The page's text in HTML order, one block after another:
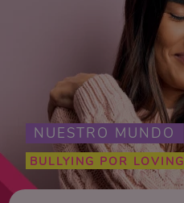
NUESTRO MUNDO
BULLYING POR LOVING